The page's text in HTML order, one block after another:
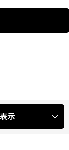
示